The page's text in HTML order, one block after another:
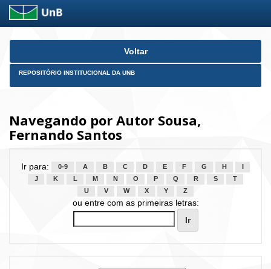
Skip
Voltar
REPOSITÓRIO INSTITUCIONAL DA UNB
Navegando por Autor Sousa,
Fernando Santos
Ir para: 0-9 A B C D E F G H
J
K L M N O P Q R S
T
U
V W X Y Z
ou entre com as primeiras letras: